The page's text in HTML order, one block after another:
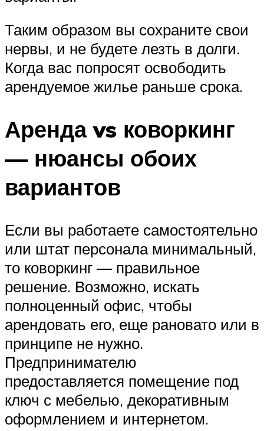
Таким образом вы сохраните свои
нервы, и не будете лезть в долги.
Когда вас попросят освободить
арендуемое жилье раньше срока.
Аренда vs коворкинг
— нюансы обоих
вариантов
Если вы работаете самостоятельно
или штат персонала минимальный,
то коворкинг — правильное
решение. Возможно, искать
полноценный офис, чтобы
арендовать его, еще рановато или в
принципе не нужно.
Предпринимателю
предоставляется помещение под
ключ с мебелью, декоративным
оформлением и интернетом.